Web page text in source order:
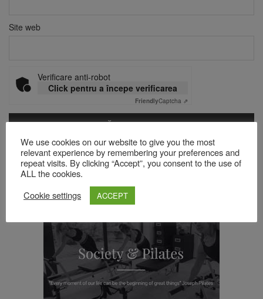
Site web
Verificare anti-robot
Click pentru a începe verificarea
FriendlyCaptcha ⇗
Acest site folosește Akismet pentru a reduce spamul.Află cum
sunt procesate datele comentariilor tale.
We use cookies on our website to give you the most
relevant experience by remembering your preferences and
repeat visits. By clicking “Accept”, you consent to the use of
ALL the cookies.
Cookie settings
ACCEPT